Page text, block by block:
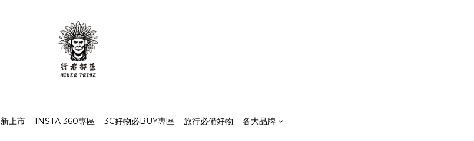
新上市 INSTA 360專區 3C好物必BUY專區 旅行必備好物 各大品牌